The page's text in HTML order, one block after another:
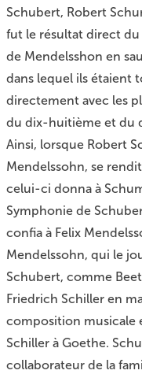
Schubert, Robert
fut le résultat direct du
de Mendelsshon en
dans lequel ils étaient
directement avec les
du dix-huitième et du
Ainsi, lorsque Robert
Mendelssohn, se
celui-ci donna à
Symphonie de
confia à Felix
Mendelssohn, qui le
Schubert, comme
Friedrich Schiller en
composition musicale
Schiller à Goethe.
collaborateur de la